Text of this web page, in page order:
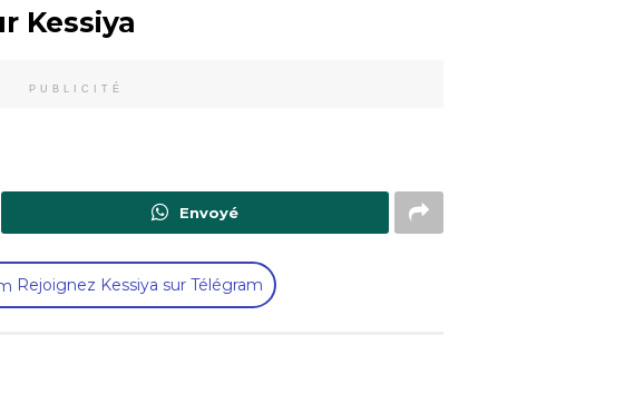
Kessiya
PUBLICITÉ
Envoyé
Rejoignez Kessiya sur Télégram